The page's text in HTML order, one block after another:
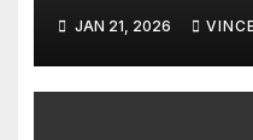
JAN 21, 2026